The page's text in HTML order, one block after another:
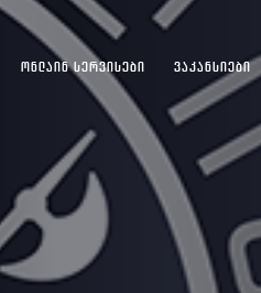
ᲝᲜᲚᲐᲘᲜ ᲡᲔᲠᲕᲘᲡᲔᲑᲘ ᲕᲐᲙᲐᲜᲡᲘᲔᲑᲘ